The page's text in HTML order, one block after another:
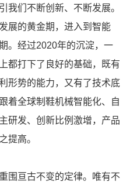
我们不断创新、不断发展。
展的黄金期，进入到智能
。经过2020年的沉淀，一
都打下了良好的基础，既有
形势的能力，又有了技术底
着全球制鞋机械智能化、自
研发、创新比例激增，产品
提高。
围亘古不变的定律。唯有不